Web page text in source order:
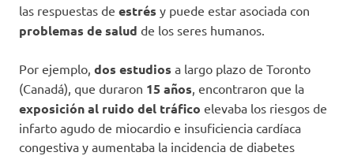
las respuestas de estrés y puede estar asociada con
problemas de salud de los seres humanos.
Por ejemplo, dos estudios a largo plazo de Toronto
(Canadá), que duraron 15 años, encontraron que la
exposición al ruido del tráfico elevaba los riesgos de
infarto agudo de miocardio e insuficiencia cardíaca
congestiva y aumentaba la incidencia de diabetes